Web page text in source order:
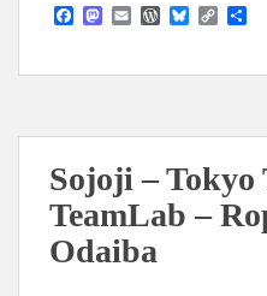
a
e
o
M
a
t
o
E
m
i
W
o
d
e
s
B
e
y
C
o
y
n
r
Sojoji – Tokyo
TeamLab –
Odaiba